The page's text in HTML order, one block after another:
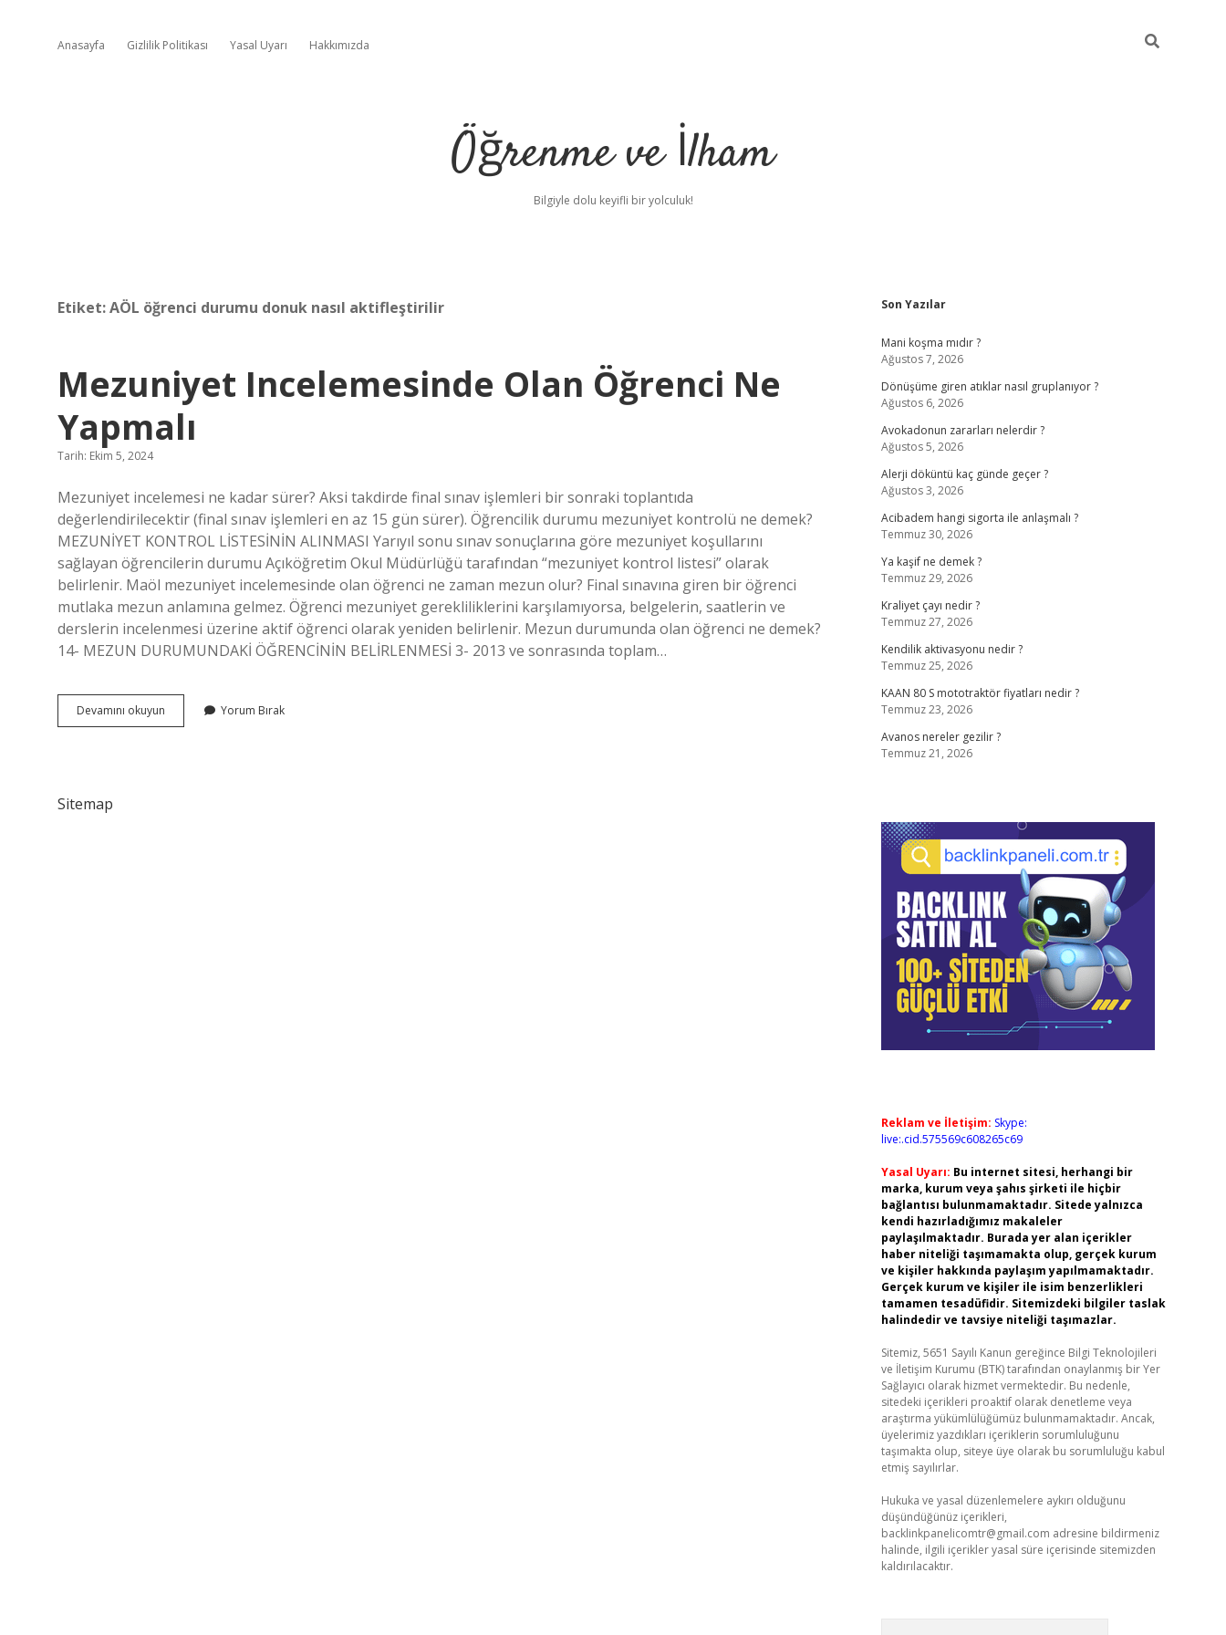
Anasayfa Gizlilik Politikası Yasal Uyarı Hakkımızda
Öğrenme ve İlham
Bilgiyle dolu keyifli bir yolculuk!
Etiket:AÖL öğrenci durumu donuk nasıl aktifleştirilir
Mezuniyet Incelemesinde Olan Öğrenci Ne
Yapmalı
Tarih: Ekim 5, 2024
Mezuniyet incelemesi ne kadar sürer? Aksi takdirde final sınav işlemleri bir sonraki toplantıda
değerlendirilecektir (final sınav işlemleri en az 15 gün sürer). Öğrencilik durumu mezuniyet kontrolü ne demek?
MEZUNİYET KONTROL LİSTESİNİN ALINMASI Yarıyıl sonu sınav sonuçlarına göre mezuniyet koşullarını
sağlayan öğrencilerin durumu Açıköğretim Okul Müdürlüğü tarafından “mezuniyet kontrol listesi” olarak
belirlenir. Maöl mezuniyet incelemesinde olan öğrenci ne zaman mezun olur? Final sınavına giren bir öğrenci
mutlaka mezun anlamına gelmez. Öğrenci mezuniyet gerekliliklerini karşılamıyorsa, belgelerin, saatlerin ve
derslerin incelenmesi üzerine aktif öğrenci olarak yeniden belirlenir. Mezun durumunda olan öğrenci ne demek?
14- MEZUN DURUMUNDAKİ ÖĞRENCİNİN BELİRLENMESİ 3- 2013 ve sonrasında toplam…
Devamını okuyun Mezuniyet
Incelemesinde
Yorum Bırak
Sitemap
Sidebar
Son Yazılar
Mani koşma mıdır ?
Ağustos 7, 2026
Dönüşüme giren atıklar nasıl gruplanıyor ?
Ağustos 6, 2026
Avokadonun zararları nelerdir ?
Ağustos 5, 2026
Alerji döküntü kaç günde geçer ?
Ağustos 3, 2026
Acibadem hangi sigorta ile anlaşmalı ?
Temmuz 30, 2026
Ya kaşif ne demek ?
Temmuz 29, 2026
Kraliyet çayı nedir ?
Temmuz 27, 2026
Kendilik aktivasyonu nedir ?
Temmuz 25, 2026
KAAN 80 S mototraktör fiyatları nedir ?
Temmuz 23, 2026
Avanos nereler gezilir ?
Temmuz 21, 2026
Reklam ve İletişim: Skype:
live:.cid.575569c608265c69
Yasal Uyarı: Bu internet sitesi, herhangi bir
marka, kurum veya şahıs şirketi ile hiçbir
bağlantısı bulunmamaktadır. Sitede yalnızca
kendi hazırladığımız makaleler
paylaşılmaktadır. Burada yer alan içerikler
haber niteliği taşımamakta olup, gerçek kurum
ve kişiler hakkında paylaşım yapılmamaktadır.
Gerçek kurum ve kişiler ile isim benzerlikleri
tamamen tesadüfidir. Sitemizdeki bilgiler taslak
halindedir ve tavsiye niteliği taşımazlar.
Sitemiz, 5651 Sayılı Kanun gereğince Bilgi Teknolojileri
ve İletişim Kurumu (BTK) tarafından onaylanmış bir Yer
Sağlayıcı olarak hizmet vermektedir. Bu nedenle,
sitedeki içerikleri proaktif olarak denetleme veya
araştırma yükümlülüğümüz bulunmamaktadır. Ancak,
üyelerimiz yazdıkları içeriklerin sorumluluğunu
taşımakta olup, siteye üye olarak bu sorumluluğu kabul
etmiş sayılırlar.
Hukuka ve yasal düzenlemelere aykırı olduğunu
düşündüğünüz içerikleri,
backlinkpanelicomtr@gmail.com adresine bildirmeniz
halinde, ilgili içerikler yasal süre içerisinde sitemizden
kaldırılacaktır.